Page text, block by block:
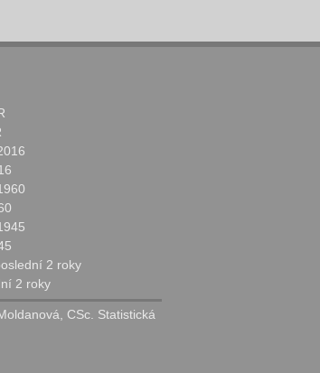
2 roky
2 roky
CSc. Statistická